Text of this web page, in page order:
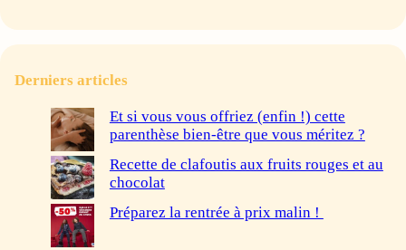
Derniers articles
Et si vous vous offriez (enfin !) cette
parenthèse bien-être que vous méritez ?
Recette de clafoutis aux fruits rouges et au
chocolat
Préparez la rentrée à prix malin !